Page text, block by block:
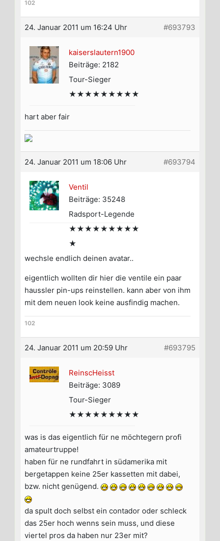
102
24. Januar 2011 um 16:24 Uhr #693793
kaiserslautern1900
Beiträge: 2182
Tour-Sieger
★★★★★★★★★
hart aber fair
24. Januar 2011 um 18:06 Uhr #693794
Ventil
Beiträge: 35248
Radsport-Legende
★★★★★★★★★
★
wechsle endlich deinen avatar..
eigentlich wollten dir hier die ventile ein paar
haussler pin-ups reinstellen. kann aber von ihm
mit dem neuen look keine ausfindig machen.
102
24. Januar 2011 um 20:59 Uhr #693795
ReinscHeisst
Beiträge: 3089
Tour-Sieger
★★★★★★★★★
was is das eigentlich für ne möchtegern profi
amateurtruppe!
haben für ne rundfahrt in südamerika mit
bergetappen keine 25er kassetten mit dabei,
bzw. nicht genügend.
da spult doch selbst ein contador oder schleck
das 25er hoch wenns sein muss, und diese
viertel pros da haben nur 23er mit?